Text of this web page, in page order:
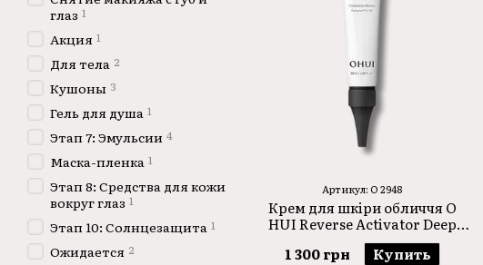
Артикул: O 2948
Крем для шкіри обличчя O
HUI Reverse Activator Deep
Line Treatment 30ml
1 300 грн Купить
глаз 1
Акция 1
Для тела 2
Кушоны 3
Гель для душа 1
Этап 7: Эмульсии 4
Маска-пленка 1
Этап 8: Средства для кожи
вокруг глаз 1
Этап 10: Солнцезащита 1
Ожидается 2